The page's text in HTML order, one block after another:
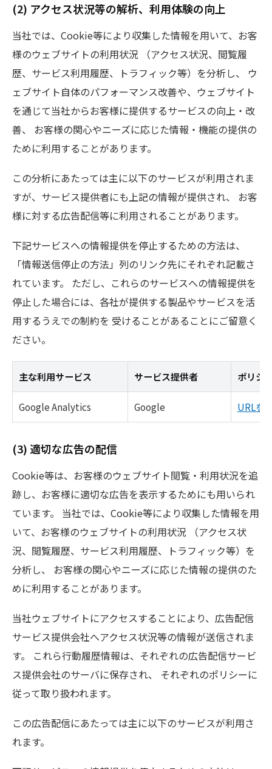
(2) アクセス状況等の解析、利用体験の向上
当社では、Cookie等により収集した情報を用いて、お客
様のウェブサイトの利用状況 （アクセス状況、閲覧履
歴、サービス利用履歴、トラフィック等）を分析し、 ウ
ェブサイト自体のパフォーマンス改善や、ウェブサイト
を通じて当社からお客様に提供するサービスの向上・改
善、 お客様の関心やニーズに応じた情報・機能の提供の
ために利用することがあります。
この分析にあたっては主に以下のサービスが利用されま
すが、サービス提供者にも上記の情報が提供され、 お客
様に対する広告配信等に利用されることがあります。
下記サービスへの情報提供を停止するための方法は、
「情報送信停止の方法」列のリンク先にそれぞれ記載さ
れています。 ただし、これらのサービスへの情報提供を
停止した場合には、各社が提供する製品やサービスを活
用するうえでの制約を 受けることがあることにご留意く
ださい。
主な利用サービス サービス提供者 ポリシ
Google Analytics Google URLを
(3) 適切な広告の配信
Cookie等は、お客様のウェブサイト閲覧・利用状況を追
跡し、お客様に適切な広告を表示するためにも用いられ
ています。 当社では、Cookie等により収集した情報を用
いて、お客様のウェブサイトの利用状況 （アクセス状
況、閲覧履歴、サービス利用履歴、トラフィック等）を
分析し、 お客様の関心やニーズに応じた情報の提供のた
めに利用することがあります。
当社ウェブサイトにアクセスすることにより、広告配信
サービス提供会社へアクセス状況等の情報が送信されま
す。 これら行動履歴情報は、それぞれの広告配信サービ
ス提供会社のサーバに保存され、 それぞれのポリシーに
従って取り扱われます。
この広告配信にあたっては主に以下のサービスが利用さ
れます。